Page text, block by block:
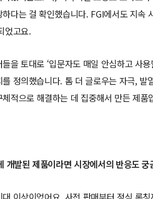
하다는 걸 확인했습니다. FGI에서도 지속
었고요.
을 토대로 ‘입문자도 매일 안심하고 사
를 정의했습니다. 톰 더 글로우는 자극,
적으로 해결하는 데 집중해서 만든 제품
개발된 제품이라면 시장에서의 반응도 궁